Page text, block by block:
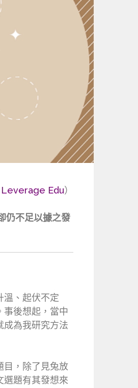
Leverage Edu）
仍不足以據之發
溫、起伏不定
事後想起，當中
成為我研究方法
目，除了見兔放
選題有其發想來